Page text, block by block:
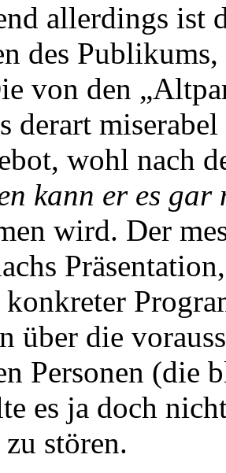
allerdings ist
des
von den
derart
wohl nach
kann er es gar
wird. Der
konkreter
über die
Personen (die
es ja doch
stören.